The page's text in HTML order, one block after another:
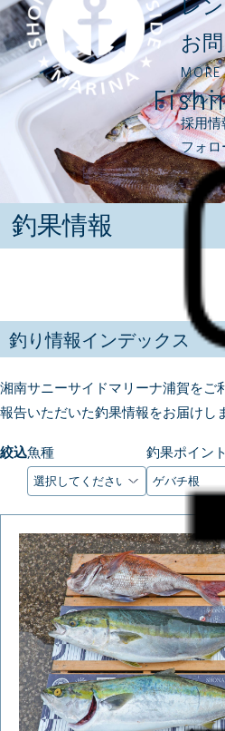
レ
お
MORE
メルマ
採用情
フォロ
釣果情報
釣り情報インデックス
湘南サニーサイドマリーナ浦賀をご
報告いただいた釣果情報をお届けし
絞込魚種 釣果ポイント